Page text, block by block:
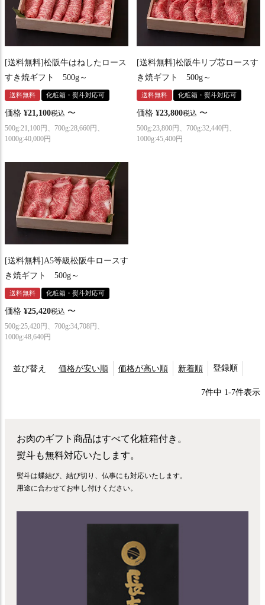
[送料無料]松阪牛はねしたロース
すき焼ギフト 500g～
送料無料 化粧箱・熨斗対応可
価格 ¥21,100税込 〜
500g:21,100円、700g:28,660円、
1000g:40,000円
[送料無料]松阪牛リブ芯ロースす
き焼ギフト 500g～
送料無料 化粧箱・熨斗対応可
価格 ¥23,800税込 〜
500g:23,800円、700g:32,440円、
1000g:45,400円
[送料無料]A5等級松阪牛ロースす
き焼ギフト 500g～
送料無料 化粧箱・熨斗対応可
価格 ¥25,420税込 〜
500g:25,420円、700g:34,708円、
1000g:48,640円
並び替え 価格が安い順 価格が高い順 新着順 登録順
7件中 1-7件表示
お肉のギフト商品はすべて化粧箱付き。
熨斗も無料対応いたします。
熨斗は蝶結び、結び切り、仏事にも対応いたします。
用途に合わせてお申し付けください。